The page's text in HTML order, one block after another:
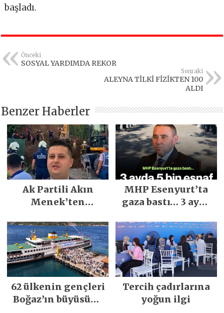
başladı.
Önceki
SOSYAL YARDIMDA REKOR
Sonraki
ALEYNA TİLKİ FİZİKTEN 100
ALDI
Benzer Haberler
Ak Partili Akın
Menek’ten
heyelan sonrası
kritik uyarı
MHP Esenyurt’ta
gaza bastı… 3 ayda
edildi
62 ülkenin gençleri
Boğaz’ın büyüsüne
Tercih çadırlarına
yoğun ilgi